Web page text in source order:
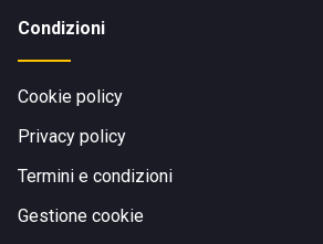
Condizioni
Cookie policy
Privacy policy
Termini e condizioni
Gestione cookie